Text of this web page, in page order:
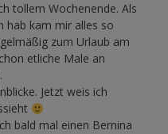
tollem Wochenende. Als
hab kam mir alles so
zum Urlaub am
etliche Male an
Jetzt weis ich
bald mal einen Bernina